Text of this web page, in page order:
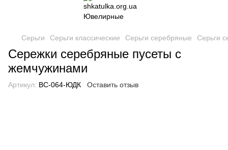
Серьги Серьги классические Серьги серебряные Серьги
Сережки серебряные пусеты с
жемчужинами
Артикул: ВС-064-ЮДК Оставить отзыв